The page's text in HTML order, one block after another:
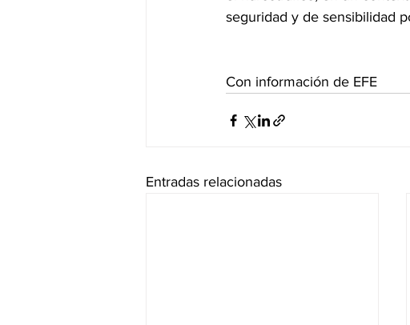
seguridad y de sensibilidad
Con información de EFE
Entradas relacionadas